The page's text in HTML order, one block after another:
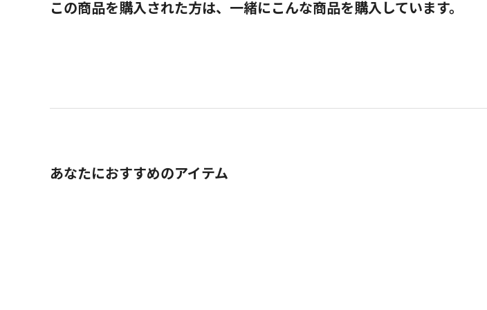
この商品を購入された方は、一緒にこんな商品を購入しています。
あなたにおすすめのアイテム